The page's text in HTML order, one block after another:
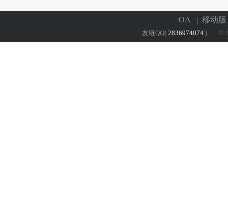
OA | 移动
友链QQ( 2836974074 ) ©